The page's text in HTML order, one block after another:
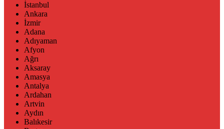
İstanbul
Ankara
İzmir
Adana
Adıyaman
Afyon
Ağrı
Aksaray
Amasya
Antalya
Ardahan
Artvin
Aydın
Balıkesir